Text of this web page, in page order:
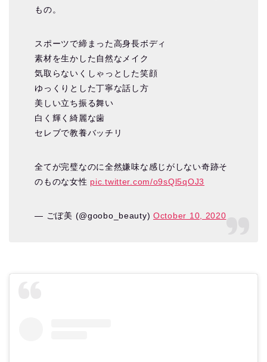
もの。
スポーツで締まった高身長ボディ
素材を生かした自然なメイク
気取らないくしゃっとした笑顔
ゆっくりとした丁寧な話し方
美しい立ち振る舞い
白く輝く綺麗な歯
セレブで教養バッチリ
全てが完璧なのに全然嫌味な感じがしない奇跡そ
のものな女性 pic.twitter.com/o9sQl5qOJ3
— ごぼ美 (@goobo_beauty)October 10, 2020